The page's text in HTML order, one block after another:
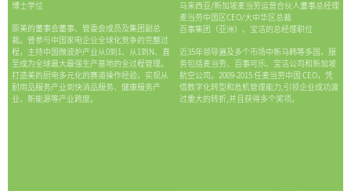
博士学位
原美的董事会董事、管委会成员及集团副总
裁。曾参与中国家电企业全球化竞争的完整过
程，主持中国微波炉产业从0到1、从1到N、直
至成为全球最大最强生产基地的全过程管理。
打造美的厨电多元化的赛道操作经验，实现从
耐用品服务产业到快消品服务、健康服务产
业、新能源等产业跨度。
马来西亚/新加坡麦当劳运营合伙人董事总经理
麦当劳中国区CEO/大中华区总裁
百事集团（亚洲）、宝洁的总经理职位
近35年领导遍及多个市场中新马韩等多国，服
务包括麦当劳、百事可乐、宝洁公司和新加坡
航空公司。2009-2015 任麦当劳中国 CEO，凭
借数字化转型和危机管理能力,引领企业成功渡
过重大的转折,并且获得多个奖项。